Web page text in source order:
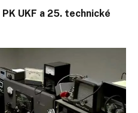
UKF a 25. technické